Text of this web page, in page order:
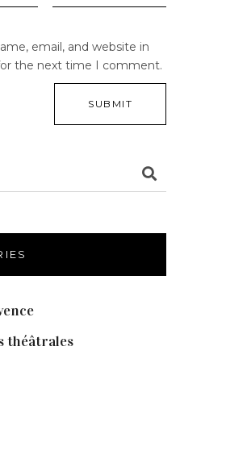
email, and website in
the next time I comment.
théâtrales